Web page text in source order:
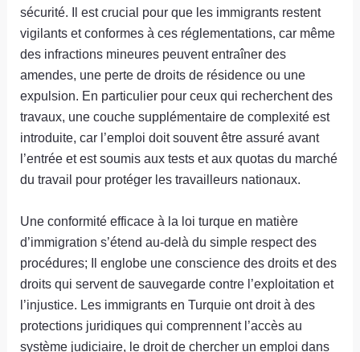
sécurité. Il est crucial pour que les immigrants restent
vigilants et conformes à ces réglementations, car même
des infractions mineures peuvent entraîner des
amendes, une perte de droits de résidence ou une
expulsion. En particulier pour ceux qui recherchent des
travaux, une couche supplémentaire de complexité est
introduite, car l’emploi doit souvent être assuré avant
l’entrée et est soumis aux tests et aux quotas du marché
du travail pour protéger les travailleurs nationaux.
Une conformité efficace à la loi turque en matière
d’immigration s’étend au-delà du simple respect des
procédures; Il englobe une conscience des droits et des
droits qui servent de sauvegarde contre l’exploitation et
l’injustice. Les immigrants en Turquie ont droit à des
protections juridiques qui comprennent l’accès au
système judiciaire, le droit de chercher un emploi dans